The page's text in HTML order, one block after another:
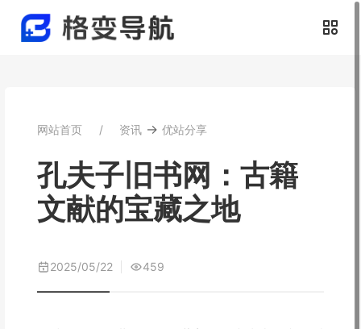
网站首页 资讯 → 优站分享
孔夫子旧书网：古籍
文献的宝藏之地
2025/05/22 459